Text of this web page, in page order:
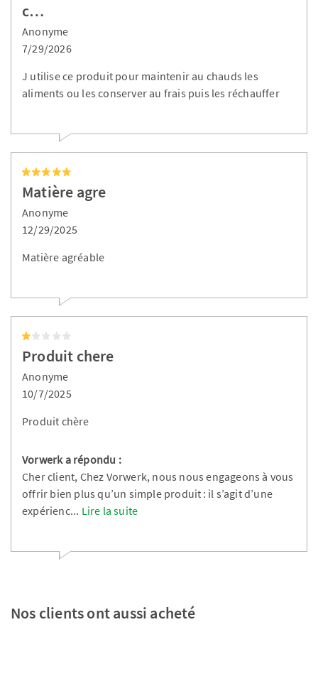
c…
Anonyme
7/29/2026
J utilise ce produit pour maintenir au chauds les
aliments ou les conserver au frais puis les réchauffer
Matière agre
Anonyme
12/29/2025
Matière agréable
Produit chere
Anonyme
10/7/2025
Produit chère
Vorwerk a répondu :
Cher client, Chez Vorwerk, nous nous engageons à vous
offrir bien plus qu’un simple produit : il s’agit d’une
expérienc... Lire la suite
Nos clients ont aussi acheté